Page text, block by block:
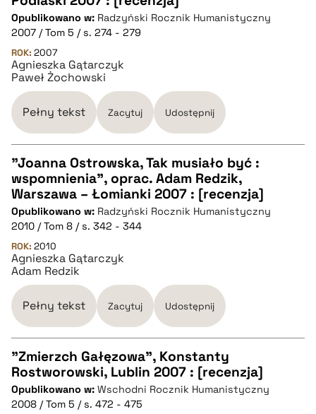
pobierz cytat
BIBTEX
pobierz cytat
Opublikowano w: Radzyński Rocznik Humanistyczny
2007 / Tom 5 / s. 274 - 279
ROK: 2007
Agnieszka Gątarczyk
Paweł Żochowski
Pełny tekst Zacytuj Udostępnij
CZYSTY TEKST
pobierz cytat
BIBTEX
pobierz cytat
"Joanna Ostrowska, Tak musiało być :
wspomnienia", oprac. Adam Redzik,
Warszawa – Łomianki 2007 : [recenzja]
Opublikowano w: Radzyński Rocznik Humanistyczny
2010 / Tom 8 / s. 342 - 344
ROK: 2010
Agnieszka Gątarczyk
Adam Redzik
Pełny tekst Zacytuj Udostępnij
CZYSTY TEKST
"Zmierzch Gałęzowa", Konstanty
Rostworowski, Lublin 2007 : [recenzja]
Opublikowano w: Wschodni Rocznik Humanistyczny
2008 / Tom 5 / s. 472 - 475